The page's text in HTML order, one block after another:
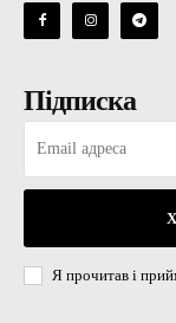
Підписка
Я прочитав і